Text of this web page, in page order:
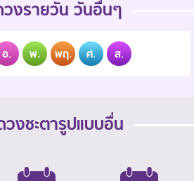
วงรายวัน วันอื่นๆ
อ. พ. พฤ. ศ. ส.
วงชะตารูปแบบอื่น